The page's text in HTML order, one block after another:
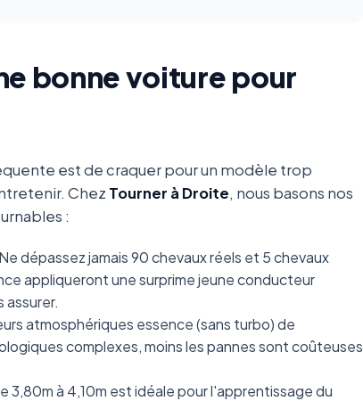
bonne voiture pour
est de craquer pour un modèle trop
Chez Tourner à Droite, nous basons nos
:
Ne dépassez jamais 90 chevaux réels et 5 chevaux
appliqueront une surprime jeune conducteur
atmosphériques essence (sans turbo) de
complexes, moins les pannes sont coûteuses
3,80m à 4,10m est idéale pour l'apprentissage du